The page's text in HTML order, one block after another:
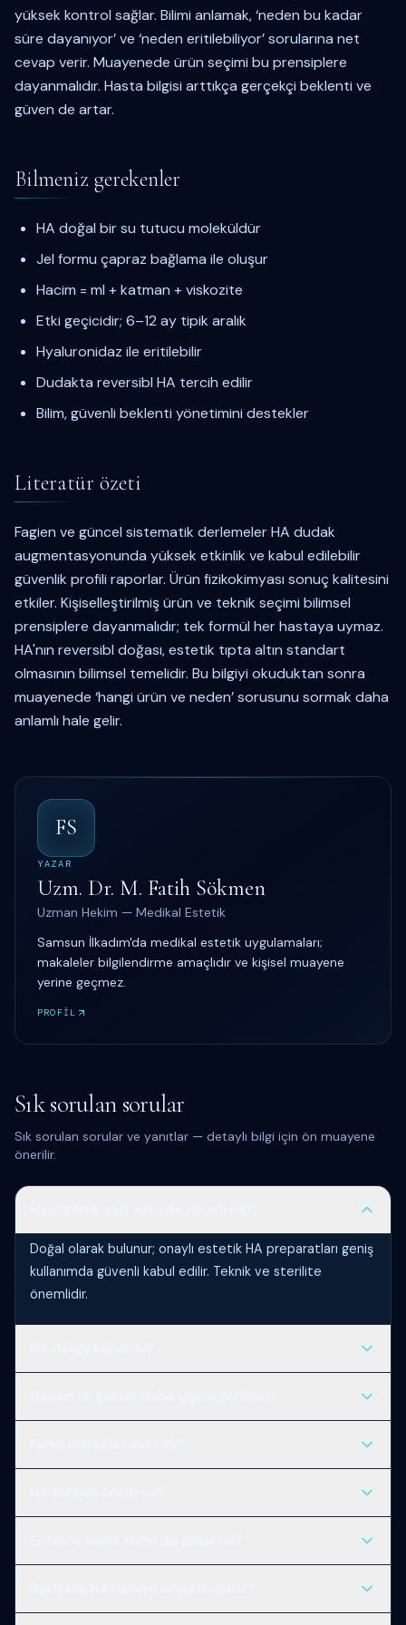
yüksek kontrol sağlar. Bilimi anlamak, ‘neden bu kadar
süre dayanıyor’ ve ‘neden eritilebiliyor’ sorularına net
cevap verir. Muayenede ürün seçimi bu prensiplere
dayanmalıdır. Hasta bilgisi arttıkça gerçekçi beklenti ve
güven de artar.
Bilmeniz gerekenler
HA doğal bir su tutucu moleküldür
Jel formu çapraz bağlama ile oluşur
Hacim = ml + katman + viskozite
Etki geçicidir; 6–12 ay tipik aralık
Hyaluronidaz ile eritilebilir
Dudakta reversibl HA tercih edilir
Bilim, güvenli beklenti yönetimini destekler
Literatür özeti
Fagien ve güncel sistematik derlemeler HA dudak
augmentasyonunda yüksek etkinlik ve kabul edilebilir
güvenlik profili raporlar. Ürün fizikokimyası sonuç kalitesini
etkiler. Kişiselleştirilmiş ürün ve teknik seçimi bilimsel
prensiplere dayanmalıdır; tek formül her hastaya uymaz.
HA'nın reversibl doğası, estetik tıpta altın standart
olmasının bilimsel temelidir. Bu bilgiyi okuduktan sonra
muayenede ‘hangi ürün ve neden’ sorusunu sormak daha
anlamlı hale gelir.
FS
YAZAR
Uzm. Dr. M. Fatih Sökmen
Uzman Hekim — Medikal Estetik
Samsun İlkadım'da medikal estetik uygulamaları;
makaleler bilgilendirme amaçlıdır ve kişisel muayene
yerine geçmez.
PROFİL
Sık sorulan sorular
Sık sorulan sorular ve yanıtlar — detaylı bilgi için ön muayene
önerilir.
Doğal olarak bulunur; onaylı estetik HA preparatları geniş
kullanımda güvenli kabul edilir. Teknik ve sterilite
önemlidir.